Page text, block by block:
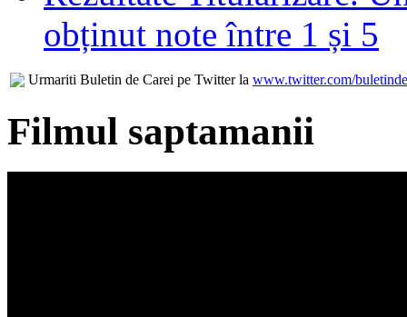
obținut note între 1 și 5
Urmariti Buletin de Carei pe Twitter la www.twitter.com/
Filmul saptamanii